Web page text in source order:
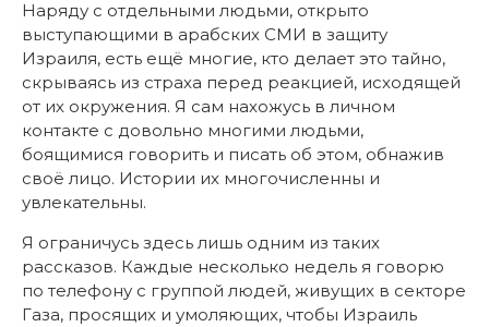
Наряду с отдельными людьми, открыто
выступающими в арабских СМИ в защиту
Израиля, есть ещё многие, кто делает это тайно,
скрываясь из страха перед реакцией, исходящей
от их окружения. Я сам нахожусь в личном
контакте с довольно многими людьми,
боящимися говорить и писать об этом, обнажив
своё лицо. Истории их многочисленны и
увлекательны.
Я ограничусь здесь лишь одним из таких
рассказов. Каждые несколько недель я говорю
по телефону с группой людей, живущих в секторе
Газа, просящих и умоляющих, чтобы Израиль